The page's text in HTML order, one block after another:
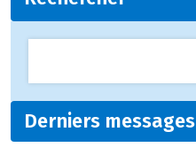
Derniers messages